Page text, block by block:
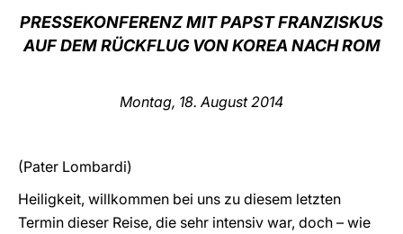
PRESSEKONFERENZ MIT PAPST FRANZISKUS
AUF DEM RÜCKFLUG VON KOREA NACH ROM
Montag, 18. August 2014
(Pater Lombardi)
Heiligkeit, willkommen bei uns zu diesem letzten
Termin dieser Reise, die sehr intensiv war, doch – wie